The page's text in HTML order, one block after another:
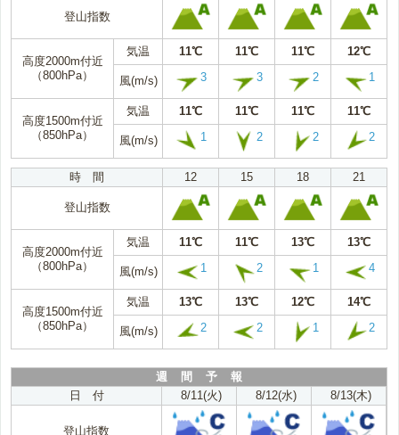
登山指数
高度2000m付近
（800hPa）
気温 11℃ 11℃ 11℃ 12℃
風(m/s) 3 3 2 1
高度1500m付近
（850hPa）
気温 11℃ 11℃ 11℃ 11℃
風(m/s) 1 2 2 2
時 間 12 15 18 21
登山指数
高度2000m付近
（800hPa）
気温 11℃ 11℃ 13℃ 13℃
風(m/s) 1 2 1 4
高度1500m付近
（850hPa）
気温 13℃ 13℃ 12℃ 14℃
風(m/s) 2 2 1 2
週 間 予 報
日 付
8/11(火) 8/12(水) 8/13(木)
登山指数